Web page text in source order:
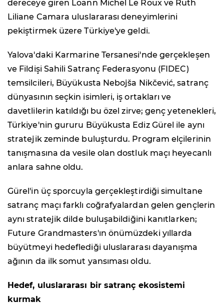
dereceye giren Loann Michel Le Roux ve Ruth
Liliane Camara uluslararası deneyimlerini
pekiştirmek üzere Türkiye'ye geldi.
Yalova'daki Karmarine Tersanesi'nde gerçekleşen
ve Fildişi Sahili Satranç Federasyonu (FIDEC)
temsilcileri, Büyükusta Nebojša Nikčević, satranç
dünyasının seçkin isimleri, iş ortakları ve
davetlilerin katıldığı bu özel zirve; genç yetenekleri,
Türkiye'nin gururu Büyükusta Ediz Gürel ile aynı
stratejik zeminde buluşturdu. Program elçilerinin
tanışmasına da vesile olan dostluk maçı heyecanlı
anlara sahne oldu.
Gürel'in üç sporcuyla gerçekleştirdiği simultane
satranç maçı farklı coğrafyalardan gelen gençlerin
aynı stratejik dilde buluşabildiğini kanıtlarken;
Future Grandmasters'ın önümüzdeki yıllarda
büyütmeyi hedeflediği uluslararası dayanışma
ağının da ilk somut yansıması oldu.
Hedef, uluslararası bir satranç ekosistemi
kurmak